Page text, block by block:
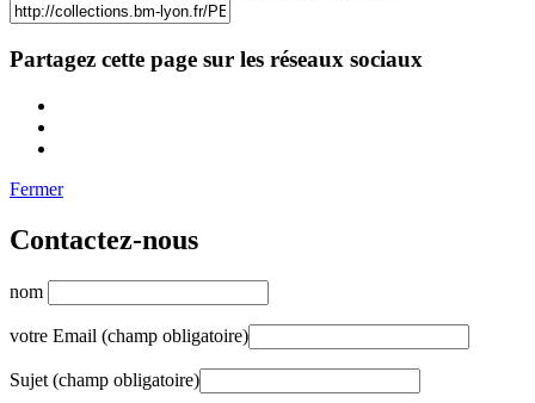
Partagez cette page sur les réseaux sociaux
Fermer
Contactez-nous
nom
votre Email (champ obligatoire)
Sujet (champ obligatoire)